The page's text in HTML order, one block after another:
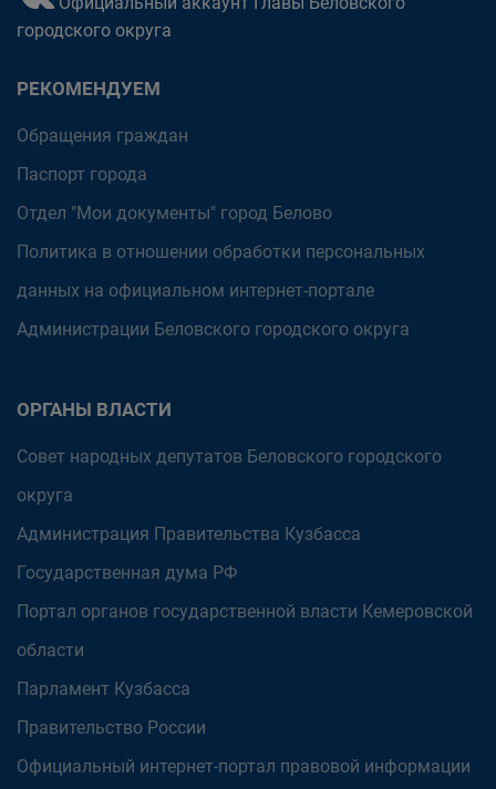
городского округа
РЕКОМЕНДУЕМ
Обращения граждан
Паспорт города
Отдел "Мои документы" город Белово
Политика в отношении обработки персональных
данных на официальном интернет-портале
Администрации Беловского городского округа
ОРГАНЫ ВЛАСТИ
Совет народных депутатов Беловского городского
округа
Администрация Правительства Кузбасса
Государственная дума РФ
Портал органов государственной власти Кемеровской
области
Парламент Кузбасса
Правительство России
Официальный интернет-портал правовой информации